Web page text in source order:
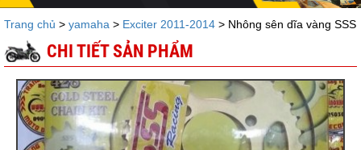
Trang chủ > yamaha > Exciter 2011-2014 > Nhông sên dĩa vàng SSS
CHI TIẾT SẢN PHẨM